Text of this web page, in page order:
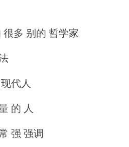
多 别的 哲学家
代人
的 人
强 强调